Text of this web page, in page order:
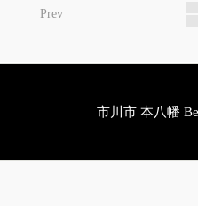
Prev
市川市 本八幡